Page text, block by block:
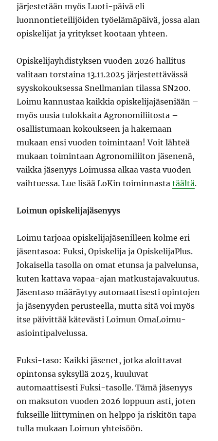
järjestetään myös Luoti-päivä eli
luonnontieteilijöiden työelämäpäivä, jossa alan
opiskelijat ja yritykset kootaan yhteen.
Opiskelijayhdistyksen vuoden 2026 hallitus
valitaan torstaina 13.11.2025 järjestettävässä
syyskokouksessa Snellmanian tilassa SN200.
Loimu kannustaa kaikkia opiskelijajäseniään –
myös uusia tulokkaita Agronomiliitosta –
osallistumaan kokoukseen ja hakemaan
mukaan ensi vuoden toimintaan! Voit lähteä
mukaan toimintaan Agronomiliiton jäsenenä,
vaikka jäsenyys Loimussa alkaa vasta vuoden
vaihtuessa. Lue lisää LoKin toiminnastatäältä.
Loimun opiskelijajäsenyys
Loimu tarjoaa opiskelijajäsenilleen kolme eri
jäsentasoa: Fuksi, Opiskelija ja OpiskelijaPlus.
Jokaisella tasolla on omat etunsa ja palvelunsa,
kuten kattava vapaa-ajan matkustajavakuutus.
Jäsentaso määräytyy automaattisesti opintojen
ja jäsenyyden perusteella, mutta sitä voi myös
itse päivittää kätevästi Loimun OmaLoimu-
asiointipalvelussa.
Fuksi-taso: Kaikki jäsenet, jotka aloittavat
opintonsa syksyllä 2025, kuuluvat
automaattisesti Fuksi-tasolle. Tämä jäsenyys
on maksuton vuoden 2026 loppuun asti, joten
fukseille liittyminen on helppo ja riskitön tapa
tulla mukaan Loimun yhteisöön.